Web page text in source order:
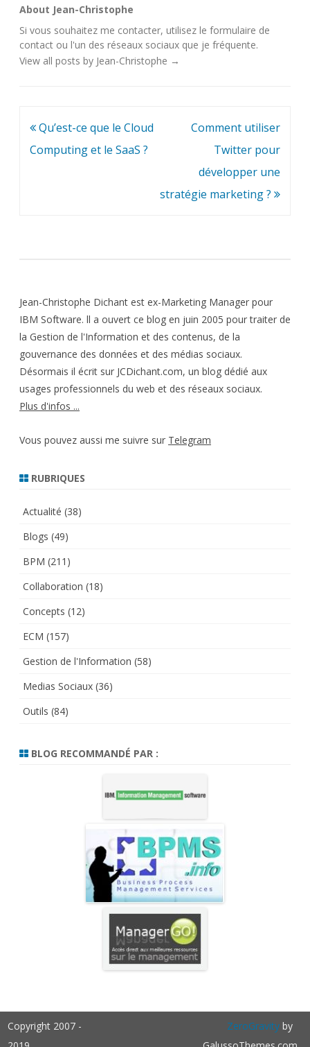
About Jean-Christophe
Si vous souhaitez me contacter, utilisez le formulaire de
contact ou l'un des réseaux sociaux que je fréquente.
View all posts by Jean-Christophe →
Navigation
de
Qu’est-ce que le Cloud
Computing et le SaaS ?
Comment utiliser
Twitter pour
développer une
stratégie marketing ?
Jean-Christophe Dichant est ex-Marketing Manager pour
IBM Software. ll a ouvert ce blog en juin 2005 pour traiter de
la Gestion de l'Information et des contenus, de la
gouvernance des données et des médias sociaux.
Désormais il écrit sur JCDichant.com, un blog dédié aux
usages professionnels du web et des réseaux sociaux.
Plus d'infos ...
Vous pouvez aussi me suivre sur Telegram
RUBRIQUES
Actualité (38)
Blogs (49)
BPM (211)
Collaboration (18)
Concepts (12)
ECM (157)
Gestion de l'Information (58)
Medias Sociaux (36)
Outils (84)
BLOG RECOMMANDÉ PAR :
Copyright 2007 -
ZeroGravityby